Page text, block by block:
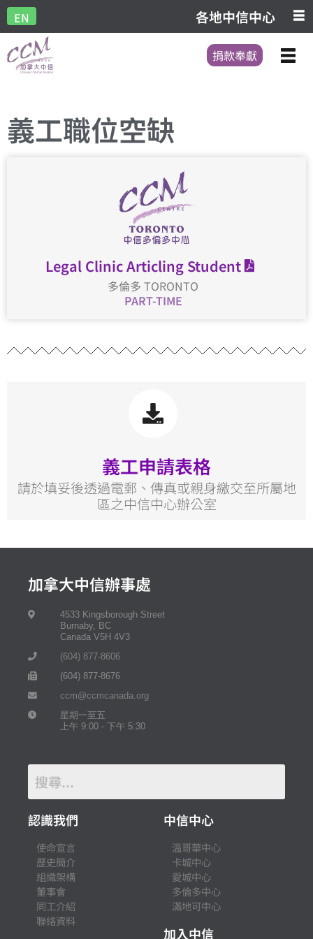
EN 各地中信中心
捐款奉獻
義工職位空缺
Legal Clinic Articling Student
多倫多 TORONTO
PART-TIME
義工申請表格
請於填妥後透過電郵、傳真或親身繳交至所屬地
區之中信中心辦公室
加拿大中信辦事處
4533 Kingsborough Street
Burnaby, BC
Canada V5H 4V3
(604) 877-8606
(604) 877-8676
ccm@ccmcanada.org
星期一至五
上午 9:00 - 下午 5:30
認識我們
使命宣言
歷史簡介
組織架構
董事會
同工介紹
聯絡資料
中信中心
溫哥華中心
卡城中心
愛城中心
多倫多中心
滿地可中心
加入中信